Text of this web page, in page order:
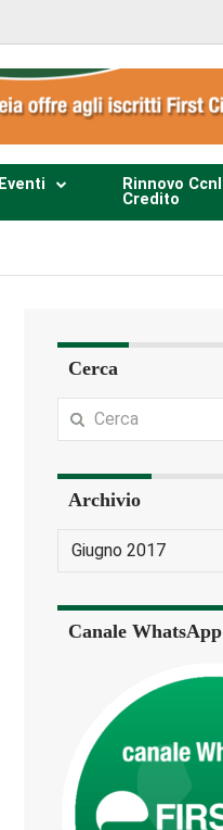
Eventi
Rinnovo Ccnl
Credito
Cerca
Archivio
Canale WhatsApp